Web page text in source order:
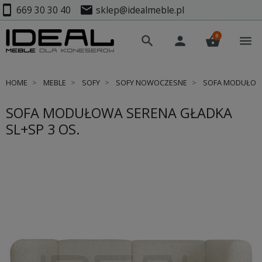
smartphone 669 30 30 40 mail sklep@idealmeble.pl
search person shopping_basket
0 menu
HOME MEBLE SOFY SOFY NOWOCZESNE SOFA
SOFA MODUŁOWA SERENA GŁADKA
SL+SP 3 OS.